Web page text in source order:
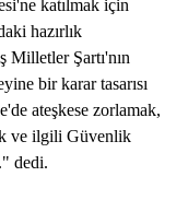
katılmak için
hazırlık
Milletler Şartı'nın
bir karar tasarısı
ateşkese zorlamak,
ve ilgili Güvenlik
dedi.